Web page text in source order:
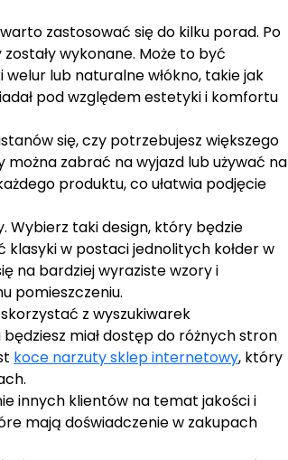
zastosować się do kilku porad. Po
wykonane. Może to być
lub naturalne włókno, takie jak
pod względem estetyki i komfortu
się, czy potrzebujesz większego
można zabrać na wyjazd lub używać na
produktu, co ułatwia podjęcie
Wybierz taki design, który będzie
klasyki w postaci jednolitych kołder w
na bardziej wyraziste wzory i
pomieszczeniu.
z wyszukiwarek
miał dostęp do różnych stron
koce narzuty sklep internetowy, który
innych klientów na temat jakości i
mają doświadczenie w zakupach